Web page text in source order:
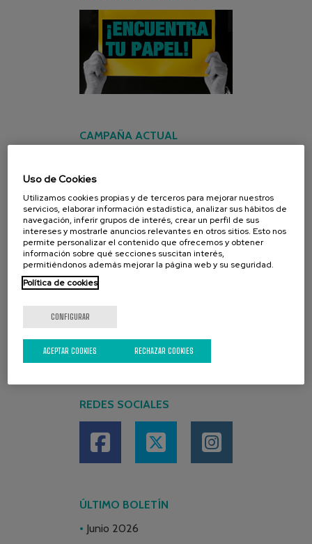
CAMPAÑA ACTUAL
REDES SOCIALES
ÚLTIMO BOLETÍN
Junio 2026
Uso de Cookies
Utilizamos cookies propias y de terceros para mejorar nuestros
servicios, elaborar información estadística, analizar sus hábitos de
navegación, inferir grupos de interés, crear un perfil de sus
intereses y mostrarle anuncios relevantes en otros sitios. Esto nos
permite personalizar el contenido que ofrecemos y obtener
información sobre qué secciones suscitan interés,
permitiéndonos además mejorar la página web y su seguridad.
Política de cookies
CONFIGURAR
RECHAZAR COOKIES
ACEPTAR COOKIES